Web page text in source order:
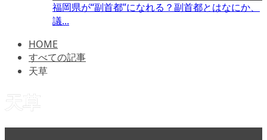
福岡県が“副首都”になれる？副首都とはなにか、
議...
HOME
すべての記事
天草
天草